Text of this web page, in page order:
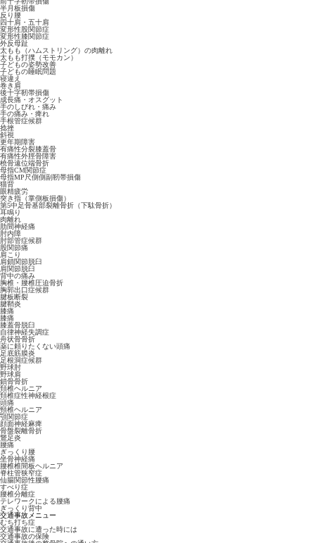
半月板損傷
反り腰
四十肩・五十肩
変形性股関節症
変形性膝関節症
外反母趾
太もも（ハムストリング）の肉離れ
太もも打撲（モモカン）
子どもの姿勢改善
子どもの睡眠問題
寝違え
巻き肩
後十字靭帯損傷
成長痛・オスグット
手のしびれ・痛み
手の痛み・痺れ
手根管症候群
捻挫
斜視
更年期障害
有痛性分裂膝蓋骨
有痛性外脛骨障害
橈骨遠位端骨折
母指CM関節症
母指MP尺側側副靭帯損傷
猫背
眼精疲労
突き指（掌側板損傷）
第5中足骨基部裂離骨折（下駄骨折）
耳鳴り
肉離れ
肋間神経痛
肘内障
肘部管症候群
股関節痛
肩こり
肩鎖関節脱臼
肩関節脱臼
背中の痛み
胸椎・腰椎圧迫骨折
胸郭出口症候群
腱板断裂
腱鞘炎
膝痛
膝痛
膝蓋骨脱臼
自律神経失調症
舟状骨骨折
薬に頼りたくない頭痛
足底筋膜炎
足根洞症候群
野球肘
野球肩
鎖骨骨折
頚椎ヘルニア
頚椎症性神経根症
頭痛
頸椎ヘルニア
顎関節症
顔面神経麻痺
骨盤裂離骨折
鵞足炎
腰痛
ぎっくり腰
坐骨神経痛
腰椎椎間板ヘルニア
脊柱管狭窄症
仙腸関節性腰痛
すべり症
腰椎分離症
テレワークによる腰痛
ぎっくり背中
交通事故メニュー
むち打ち症
交通事故に遭った時には
交通事故の保険